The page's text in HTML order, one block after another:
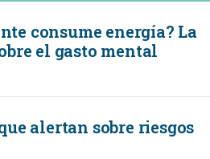
consume energía? La
el gasto mental
alertan sobre riesgos